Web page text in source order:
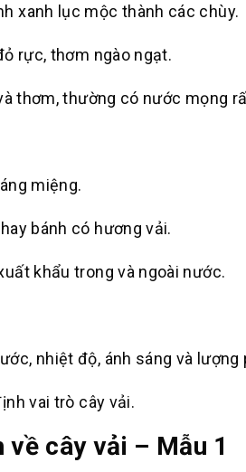
xanh lục mộc thành các chùy.
rực, thơm ngào ngạt.
thơm, thường có nước mọng
miệng.
bánh có hương vải.
khẩu trong và ngoài nước.
nhiệt độ, ánh sáng và
vai trò cây vải.
về cây vải – Mẫu 1